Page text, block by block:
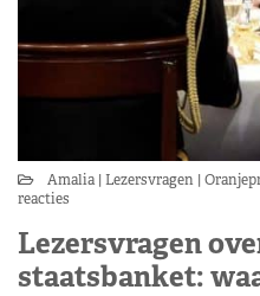
Amalia Lezersvragen
reacties
Lezersvragen
staatsbanket: